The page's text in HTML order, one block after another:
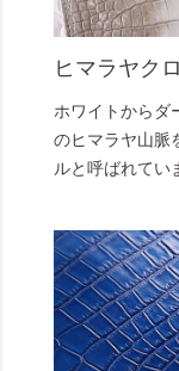
ヒマラヤク
ホワイトからダ
のヒマラヤ山脈
ルと呼ばれてい